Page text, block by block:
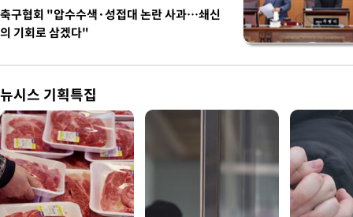
축구협회 "압수수색·성접대 논란 사과…쇄신
의 기회로 삼겠다"
뉴시스 기획특집